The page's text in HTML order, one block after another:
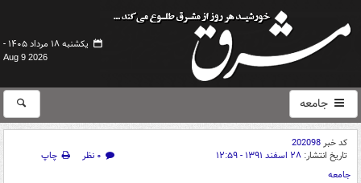
یکشنبه ۱۸ مرداد ۱۴۰۵ -
Aug 9 2026
جامعه
کد خبر202098
تاریخ انتشار: ۲۸ اسفند ۱۳۹۱ - ۱۲:۵۹ ۰ نظر
چاپ
جامعه